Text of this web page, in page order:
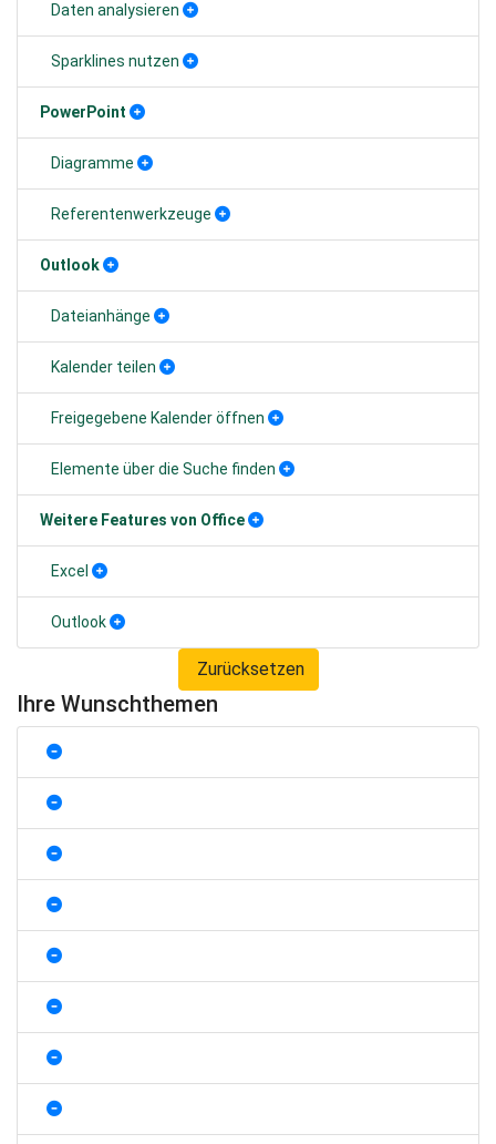
Daten analysieren
Sparklines nutzen
PowerPoint
Diagramme
Referentenwerkzeuge
Outlook
Dateianhänge
Kalender teilen
Freigegebene Kalender öffnen
Elemente über die Suche finden
Weitere Features von Office
Excel
Outlook
Zurücksetzen
Ihre Wunschthemen